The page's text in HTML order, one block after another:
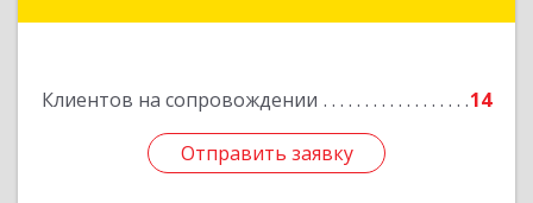
Клиентов на сопровождении 14
Отправить заявку
Отправить заявку